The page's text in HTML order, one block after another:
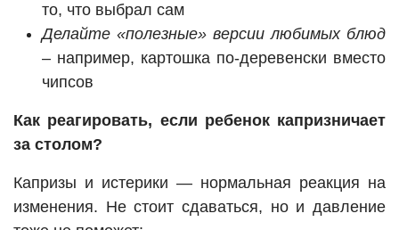
то, что выбрал сам
Делайте «полезные» версии любимых блюд
– например, картошка по-деревенски вместо
чипсов
Как реагировать, если ребенок капризничает
за столом?
Капризы и истерики — нормальная реакция на
изменения. Не стоит сдаваться, но и давление